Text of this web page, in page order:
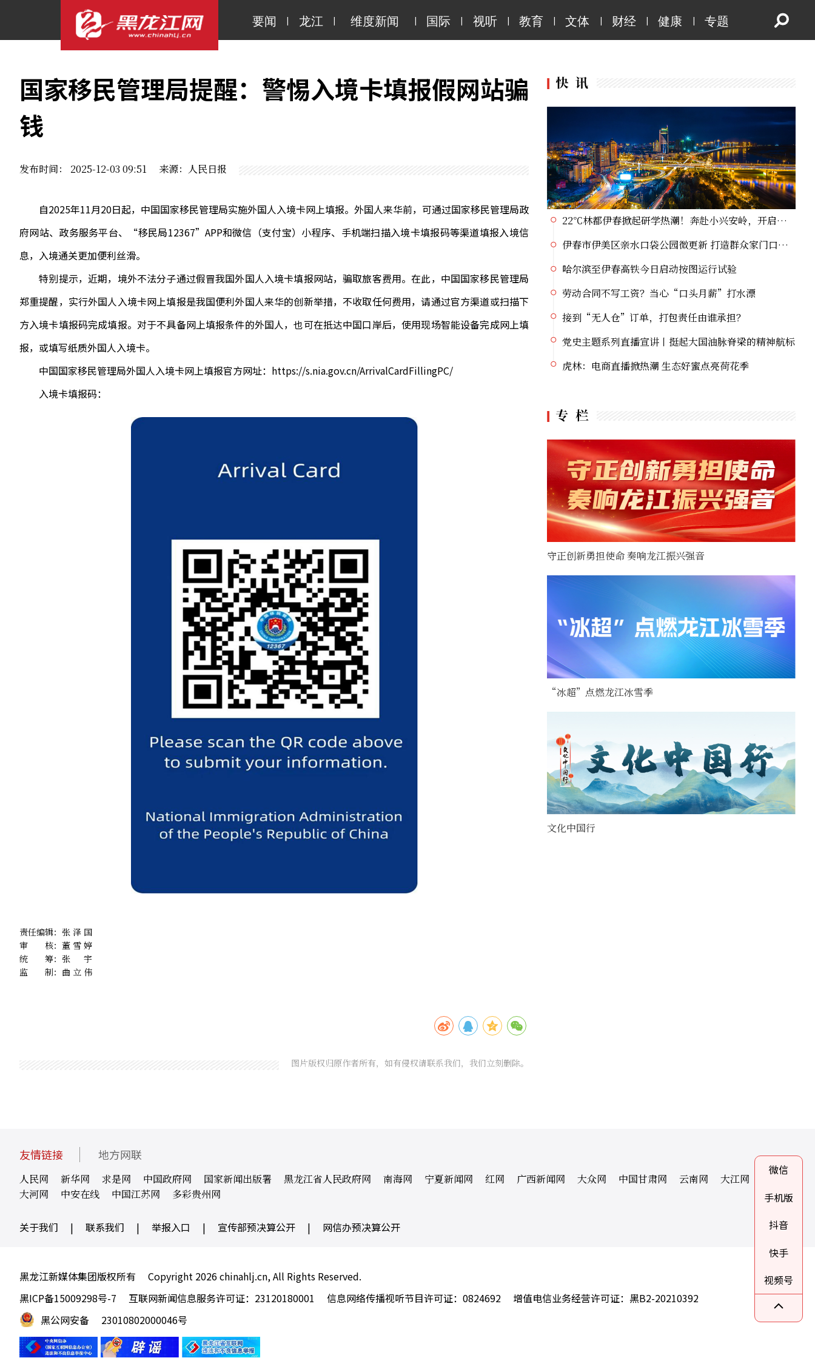
要闻 | 龙江 | 维度新闻 | 国际 | 视听 | 教育 | 文体 | 财经 | 健康 | 专题
国家移民管理局提醒：警惕入境卡填报假网站骗
钱
发布时间： 2025-12-03 09:51 来源：人民日报
自2025年11月20日起，中国国家移民管理局实施外国人入境卡网上填报。外国人来华前，可通过国家移民管理局政
府网站、政务服务平台、“移民局12367”APP和微信（支付宝）小程序、手机端扫描入境卡填报码等渠道填报入境信
息，入境通关更加便利丝滑。
特别提示，近期，境外不法分子通过假冒我国外国人入境卡填报网站，骗取旅客费用。在此，中国国家移民管理局
郑重提醒，实行外国人入境卡网上填报是我国便利外国人来华的创新举措，不收取任何费用，请通过官方渠道或扫描下
方入境卡填报码完成填报。对于不具备网上填报条件的外国人，也可在抵达中国口岸后，使用现场智能设备完成网上填
报，或填写纸质外国人入境卡。
中国国家移民管理局外国人入境卡网上填报官方网址：https://s.nia.gov.cn/ArrivalCardFillingPC/
入境卡填报码：
责任编辑： 张泽国
审 核： 董雪婷
统 筹： 张宇
监 制： 曲立伟
图片版权归原作者所有，如有侵权请联系我们，我们立刻删除。
哈尔滨至伊春高铁今日启动按图运行试验
接到“无人仓”订单，打包责任由谁承担？
虎林：电商直播掀热潮 生态好蜜点亮荷花季
虎林刺五加：从生态“沃土”到产业“热土”的跨越之路
大兴安岭新林镇启动环境卫生整治专项行动
逊克县驻村精准帮扶 黏玉米产业丰产提质
22℃林都伊春掀起研学热潮！奔赴小兴安岭，开启自然探索大课堂
伊春市伊美区亲水口袋公园微更新 打造群众家门口幸福乐园
哈尔滨至伊春高铁今日启动按图运行试验
劳动合同不写工资？当心“口头月薪”打水漂
接到“无人仓”订单，打包责任由谁承担？
党史主题系列直播宣讲丨挺起大国油脉脊梁的精神航标
虎林：电商直播掀热潮 生态好蜜点亮荷花季
大兴安岭新林镇启动环境卫生整治专项行动
逊克县驻村精准帮扶 黏玉米产业丰产提质
伊春市伊美区亲水口袋公园微更新 打造群众家门口幸福乐园
守正创新勇担使命 奏响龙江振兴强音
“冰超”点燃龙江冰雪季
文化中国行
友情链接 地方网联
人民网 新华网 求是网 中国政府网 国家新闻出版署 黑龙江省人民政府网 南海网 宁夏新闻网 红网 广西新闻网 大众网 中国甘肃网 云南网
大江网
大河网
中安在线 中国江苏网 多彩贵州网
关于我们 | 联系我们 | 举报入口 | 宣传部预决算公开 | 网信办预决算公开
黑龙江新媒体集团版权所有
Copyright 2026 chinahlj.cn, All Rights Reserved.
黑ICP备15009298号-7
互联网新闻信息服务许可证：23120180001 信息网络传播视听节目许可证：0824692
增值电信业务经营许可证：黑B2-20210392
黑公网安备
23010802000046号
微信
手机版
抖音
快手
视频号